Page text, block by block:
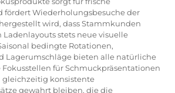
fördert Wiederholungsbesuche der
wird, dass Stammkunden
stets neue visuelle
bedingte Rotationen,
Lagerumschläge bieten alle natürliche
für Schmuckpräsentationen
gleichzeitig konsistente
gewahrt bleiben, die die